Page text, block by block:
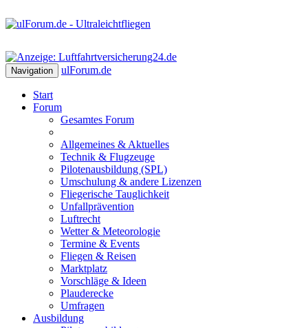
Navigation ulForum.de
Start
Forum
Gesamtes Forum
Allgemeines & Aktuelles
Technik & Flugzeuge
Pilotenausbildung (SPL)
Umschulung & andere Lizenzen
Fliegerische Tauglichkeit
Unfallprävention
Luftrecht
Wetter & Meteorologie
Termine & Events
Fliegen & Reisen
Marktplatz
Vorschläge & Ideen
Plauderecke
Umfragen
Ausbildung